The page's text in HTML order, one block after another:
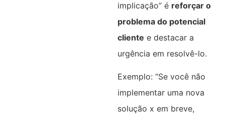
implicação” é reforçar o
problema do potencial
cliente e destacar a
urgência em resolvê-lo.
Exemplo: “Se você não
implementar uma nova
solução x em breve,